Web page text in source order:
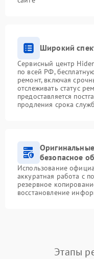
Широкий
Сервисный центр
по всей РФ,
ремонт, включая
отслеживать статус
предоставляется
продления срока
безопасное
Использование
аккуратная работа с
резервное
восстановление
Этапы